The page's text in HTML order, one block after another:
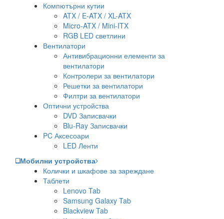
Компютърни кутии
ATX / E-ATX / XL-ATX
Micro-ATX / Mini-ITX
RGB LED светлини
Вентилатори
Антивибрационни елементи за
вентилатори
Контролери за вентилатори
Решетки за вентилатори
Филтри за вентилатори
Оптични устройства
DVD Записвачки
Blu-Ray Записвачки
PC Аксесоари
LED Ленти
Мобилни устройства
Колички и шкафове за зареждане
Таблети
Lenovo Tab
Samsung Galaxy Tab
Blackview Tab